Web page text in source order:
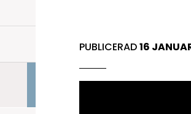
PUBLICERAD16